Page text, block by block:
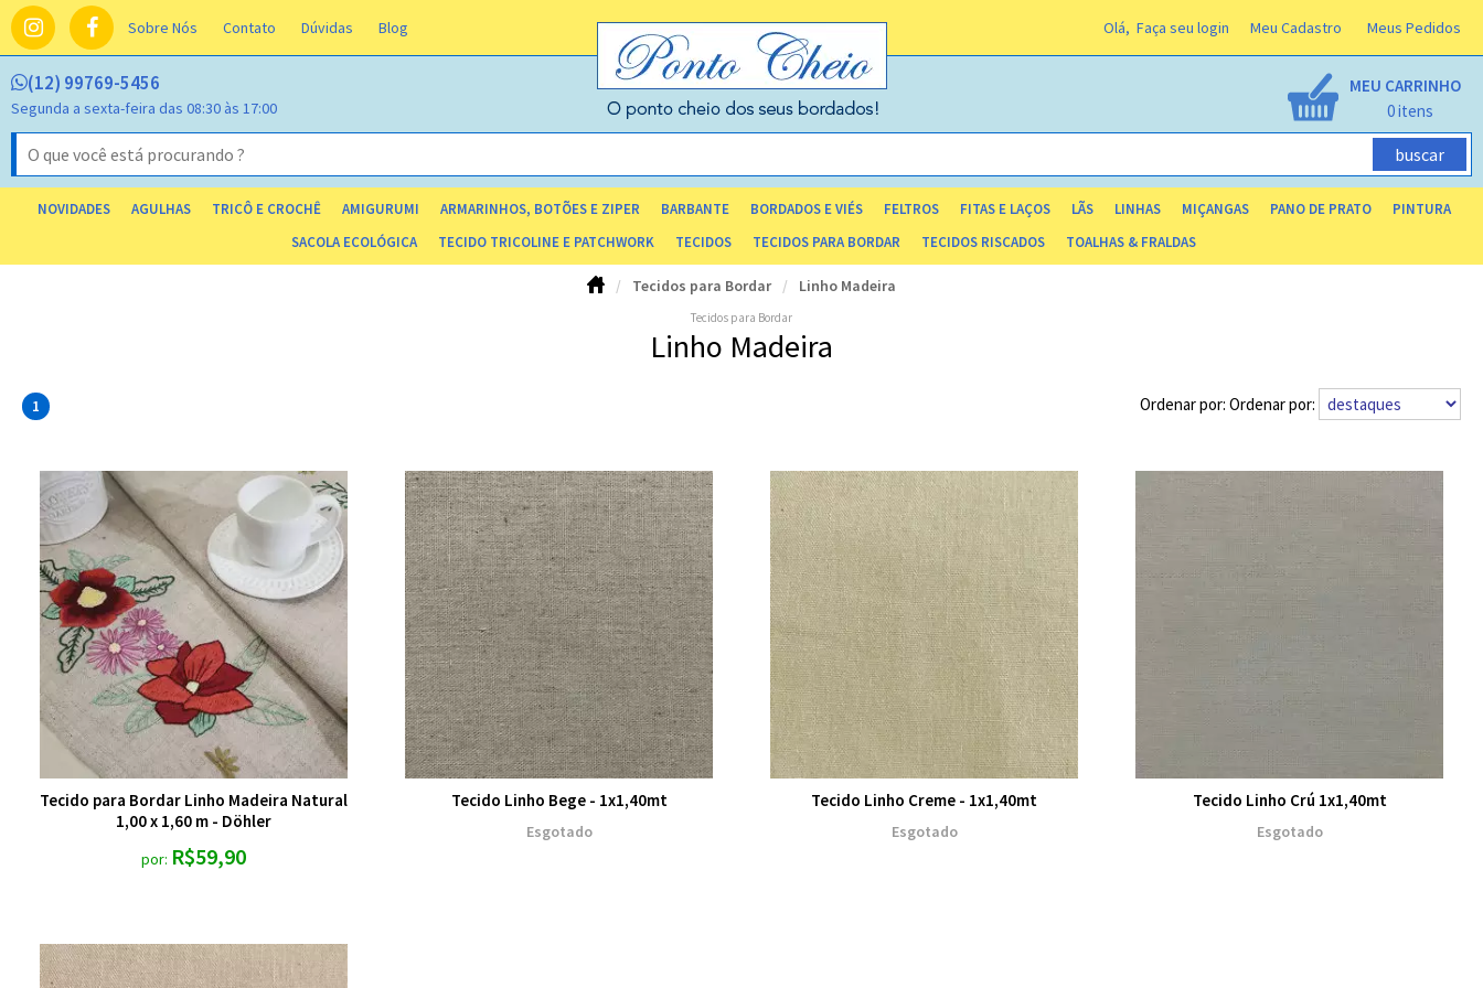
Olá, Faça seu login
Sobre Nós Contato Dúvidas Blog Meu Cadastro Meus Pedidos
MEU CARRINHO
NOVIDADES AGULHAS TRICÔ E CROCHÊ AMIGURUMI ARMARINHOS, BOTÕES E ZIPER BARBANTE BORDADOS E VIÉS FELTROS FITAS E LAÇOS LÃS LINHAS MIÇANGAS PANO DE PRATO
PINTURA
SACOLA ECOLÓGICA
TECIDO TRICOLINE E PATCHWORK TECIDOS TECIDOS PARA BORDAR TECIDOS RISCADOS TOALHAS & FRALDAS
(12) 99769-5456
Segunda a sexta-feira das 08:30 às 17:00 0
Tecidos para Bordar Linho Madeira
Tecidos para Bordar
Linho Madeira
Ordenar por:
1
Tecido para Bordar Linho Madeira Natural
1,00 x 1,60 m - Döhler
por: R$59,90
Tecido Linho Bege - 1x1,40mt
Esgotado
Tecido Linho Creme - 1x1,40mt
Esgotado
Tecido Linho Crú 1x1,40mt
Esgotado